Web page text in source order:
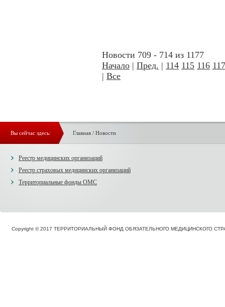
Новости 709 - 714 из 1177
Начало | Пред. | 114 115 116 117
| Все
Вы сейчас здесь: Главная/ Новости
Реестр медицинских организаций
Реестр страховых медицинских организаций
Территориальные фонды ОМС
Copyright © 2017 ТЕРРИТОРИАЛЬНЫЙ ФОНД ОБЯЗАТЕЛЬНОГО МЕДИЦИНСКОГО